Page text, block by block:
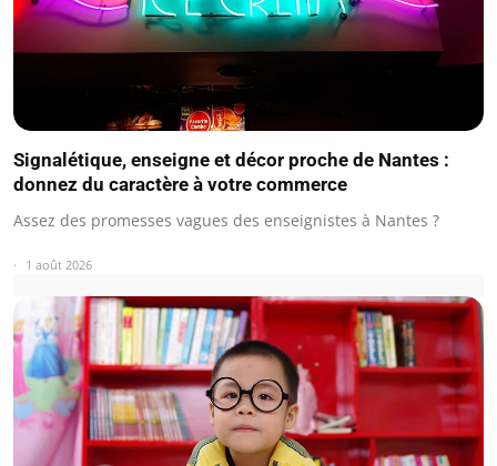
Signalétique, enseigne et décor proche de Nantes :
donnez du caractère à votre commerce
Assez des promesses vagues des enseignistes à Nantes ?
1 août 2026